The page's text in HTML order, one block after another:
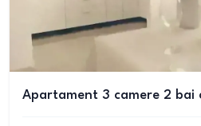
Apartament 3 camere 2 bai